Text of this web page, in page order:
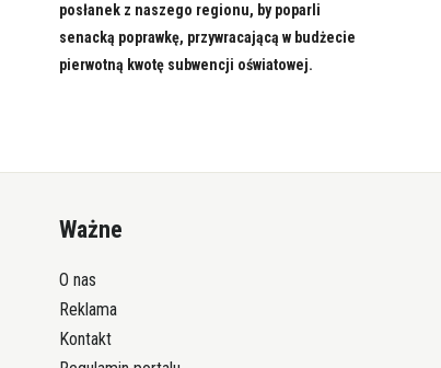
posłanek z naszego regionu, by poparli
senacką poprawkę, przywracającą w budżecie
pierwotną kwotę subwencji oświatowej.
Ważne
O nas
Reklama
Kontakt